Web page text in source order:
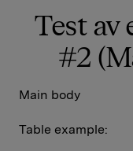
Test av
#2
Main body
Table example: